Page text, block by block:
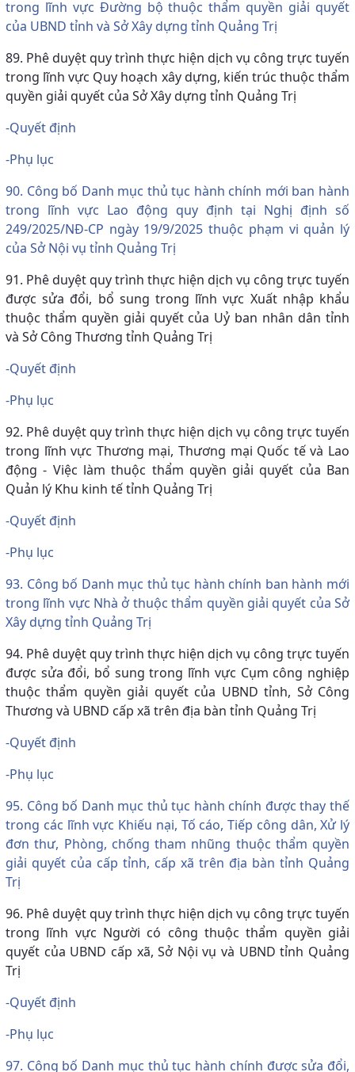
trong lĩnh vực Đường bộ thuộc thẩm quyền giải quyết
của UBND tỉnh và Sở Xây dựng tỉnh Quảng Trị
89. Phê duyệt quy trình thực hiện dịch vụ công trực tuyến
trong lĩnh vực Quy hoạch xây dựng, kiến trúc thuộc thẩm
quyền giải quyết của Sở Xây dựng tỉnh Quảng Trị
-Quyết định
-Phụ lục
90. Công bố Danh mục thủ tục hành chính mới ban hành
trong lĩnh vực Lao động quy định tại Nghị định số
249/2025/NĐ-CP ngày 19/9/2025 thuộc phạm vi quản lý
của Sở Nội vụ tỉnh Quảng Trị
91. Phê duyệt quy trình thực hiện dịch vụ công trực tuyến
được sửa đổi, bổ sung trong lĩnh vực Xuất nhập khẩu
thuộc thẩm quyền giải quyết của Uỷ ban nhân dân tỉnh
và Sở Công Thương tỉnh Quảng Trị
-Quyết định
-Phụ lục
92. Phê duyệt quy trình thực hiện dịch vụ công trực tuyến
trong lĩnh vực Thương mại, Thương mại Quốc tế và Lao
động - Việc làm thuộc thẩm quyền giải quyết của Ban
Quản lý Khu kinh tế tỉnh Quảng Trị
-Quyết định
-Phụ lục
93. Công bố Danh mục thủ tục hành chính ban hành mới
trong lĩnh vực Nhà ở thuộc thẩm quyền giải quyết của Sở
Xây dựng tỉnh Quảng Trị
94. Phê duyệt quy trình thực hiện dịch vụ công trực tuyến
được sửa đổi, bổ sung trong lĩnh vực Cụm công nghiệp
thuộc thẩm quyền giải quyết của UBND tỉnh, Sở Công
Thương và UBND cấp xã trên địa bàn tỉnh Quảng Trị
-Quyết định
-Phụ lục
95. Công bố Danh mục thủ tục hành chính được thay thế
trong các lĩnh vực Khiếu nại, Tố cáo, Tiếp công dân, Xử lý
đơn thư, Phòng, chống tham nhũng thuộc thẩm quyền
giải quyết của cấp tỉnh, cấp xã trên địa bàn tỉnh Quảng
Trị
96. Phê duyệt quy trình thực hiện dịch vụ công trực tuyến
trong lĩnh vực Người có công thuộc thẩm quyền giải
quyết của UBND cấp xã, Sở Nội vụ và UBND tỉnh Quảng
Trị
-Quyết định
-Phụ lục
97. Công bố Danh mục thủ tục hành chính được sửa đổi,